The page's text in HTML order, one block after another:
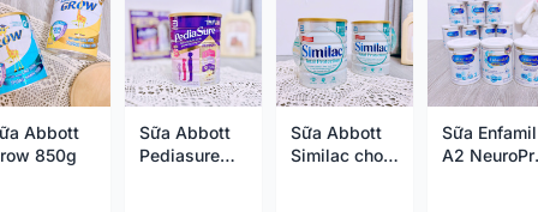
Abbott
850g
Sữa Abbott
Pediasure
Sữa Abbott
Similac cho
Sữa Enfamil
A2